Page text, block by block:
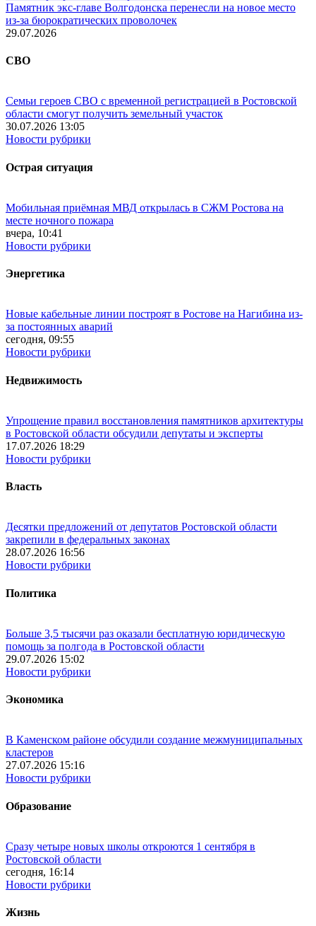
Памятник экс-главе Волгодонска перенесли на новое место
из-за бюрократических проволочек
29.07.2026
СВО
Семьи героев СВО с временной регистрацией в Ростовской
области смогут получить земельный участок
30.07.2026 13:05
Новости рубрики
Острая ситуация
Мобильная приёмная МВД открылась в СЖМ Ростова на
месте ночного пожара
вчера, 10:41
Новости рубрики
Энергетика
Новые кабельные линии построят в Ростове на Нагибина из-
за постоянных аварий
сегодня, 09:55
Новости рубрики
Недвижимость
Упрощение правил восстановления памятников архитектуры
в Ростовской области обсудили депутаты и эксперты
17.07.2026 18:29
Новости рубрики
Власть
Десятки предложений от депутатов Ростовской области
закрепили в федеральных законах
28.07.2026 16:56
Новости рубрики
Политика
Больше 3,5 тысячи раз оказали бесплатную юридическую
помощь за полгода в Ростовской области
29.07.2026 15:02
Новости рубрики
Экономика
В Каменском районе обсудили создание межмуниципальных
кластеров
27.07.2026 15:16
Новости рубрики
Образование
Сразу четыре новых школы откроются 1 сентября в
Ростовской области
сегодня, 16:14
Новости рубрики
Жизнь